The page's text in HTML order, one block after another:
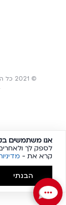
© 2021 כל הזכויות שמורות ל James Richardson Group
אנו משתמשים
לספק לך
קרא את -
הבנתי